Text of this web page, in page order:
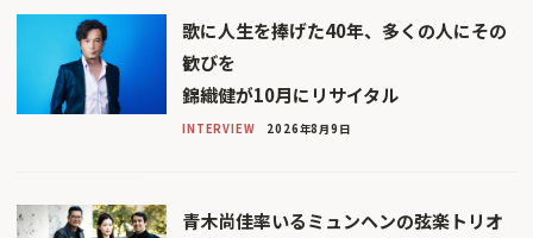
歌に人生を捧げた40年、多くの人にその
歓びを
錦織健が10月にリサイタル
INTERVIEW 2026年8月9日
青木尚佳率いるミュンヘンの弦楽トリオ